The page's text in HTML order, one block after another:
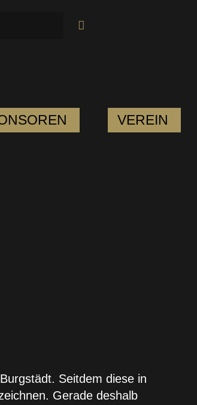
VEREIN
Seitdem diese in
Gerade deshalb